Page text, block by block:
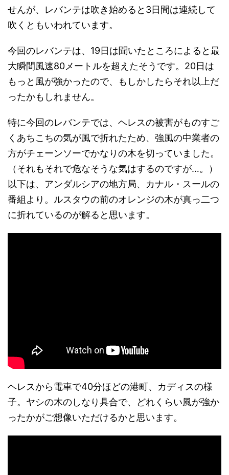
せんが、レバンテは吹き始めると3日間は連続して
吹くともいわれています。
今回のレバンテは、19日は聞いたところによると最
大瞬間風速80メートルを超えたそうです。20日は
もっと風が強かったので、もしかしたらそれ以上だ
ったかもしれません。
特に今回のレバンテでは、ヘレスの被害がものすご
くあちこちの気が風で折れたため、強風の中業者の
方がチェーンソーでかなりの木を切っていました。
（それもそれで危なそうな気はするのですが…。）
以下は、アンダルシアの地方局、カナル・スールの
番組より。ルスタウの前のオレンジの木が真っ二つ
に折れているのが解ると思います。
ヘレスから電車で40分ほどの港町、カディスの様
子。ヤシの木のしなり具合で、どれくらい風が強か
ったかがご想像いただけるかと思います。